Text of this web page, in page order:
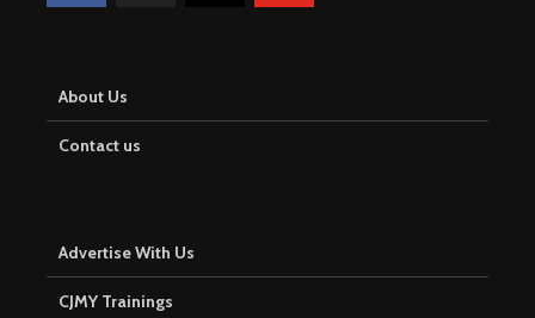
About Us
Contact us
Advertise With Us
CJMY Trainings